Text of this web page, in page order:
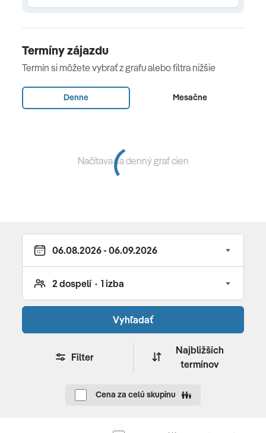
Termíny zájazdu
Termín si môžete vybrať z grafu alebo filtra nižšie
Denne Mesačne
Načítava sa denný graf cien
Vyhľadať
Filter
Najbližších
termínov
Cena za celú skupinu